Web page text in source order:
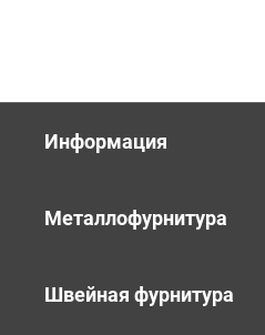
Информация
Металлофурнитура
Швейная фурнитура